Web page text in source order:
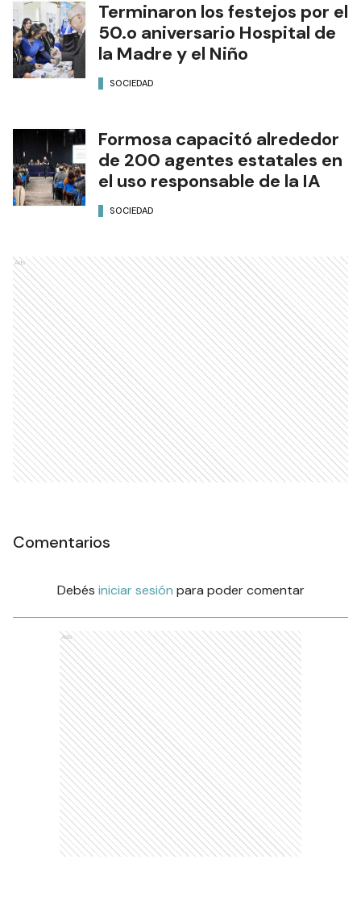
Terminaron los festejos por el
50.o aniversario Hospital de
la Madre y el Niño
SOCIEDAD
Formosa capacitó alrededor
de 200 agentes estatales en
el uso responsable de la IA
SOCIEDAD
Ads
Comentarios
Debés iniciar sesión para poder comentar
Ads